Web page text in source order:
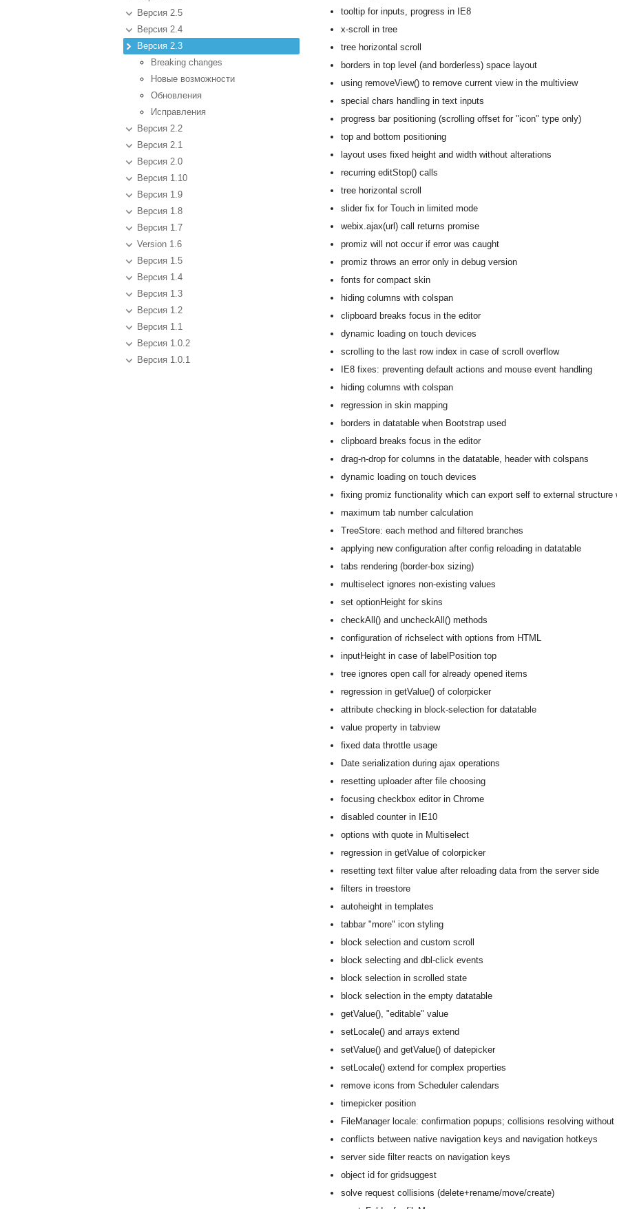
Версия 2.5
Версия 2.4
Версия 2.3
Breaking changes
Новые возможности
Обновления
Исправления
Версия 2.2
Версия 2.1
Версия 2.0
Версия 1.10
Версия 1.9
Версия 1.8
Версия 1.7
Version 1.6
Версия 1.5
Версия 1.4
Версия 1.3
Версия 1.2
Версия 1.1
Версия 1.0.2
Версия 1.0.1
tooltip for inputs, progress in IE8
x-scroll in tree
tree horizontal scroll
borders in top level (and borderless) space layout
using removeView() to remove current view in the multiview
special chars handling in text inputs
progress bar positioning (scrolling offset for "icon" type only)
top and bottom positioning
layout uses fixed height and width without alterations
recurring editStop() calls
tree horizontal scroll
slider fix for Touch in limited mode
webix.ajax(url) call returns promise
promiz will not occur if error was caught
promiz throws an error only in debug version
fonts for compact skin
hiding columns with colspan
clipboard breaks focus in the editor
dynamic loading on touch devices
scrolling to the last row index in case of scroll overflow
IE8 fixes: preventing default actions and mouse event handling
hiding columns with colspan
regression in skin mapping
borders in datatable when Bootstrap used
clipboard breaks focus in the editor
drag-n-drop for columns in the datatable, header with colspans
dynamic loading on touch devices
fixing promiz functionality which can export self to external structure
maximum tab number calculation
TreeStore: each method and filtered branches
applying new configuration after config reloading in datatable
tabs rendering (border-box sizing)
multiselect ignores non-existing values
set optionHeight for skins
checkAll() and uncheckAll() methods
configuration of richselect with options from HTML
inputHeight in case of labelPosition top
tree ignores open call for already opened items
regression in getValue() of colorpicker
attribute checking in block-selection for datatable
value property in tabview
fixed data throttle usage
Date serialization during ajax operations
resetting uploader after file choosing
focusing checkbox editor in Chrome
disabled counter in IE10
options with quote in Multiselect
regression in getValue of colorpicker
resetting text filter value after reloading data from the server side
filters in treestore
autoheight in templates
tabbar "more" icon styling
block selection and custom scroll
block selecting and dbl-click events
block selection in scrolled state
block selection in the empty datatable
getValue(), "editable" value
setLocale() and arrays extend
setValue() and getValue() of datepicker
setLocale() extend for complex properties
remove icons from Scheduler calendars
timepicker position
FileManager locale: confirmation popups; collisions resolving without
conflicts between native navigation keys and navigation hotkeys
server side filter reacts on navigation keys
object id for gridsuggest
solve request collisions (delete+rename/move/create)